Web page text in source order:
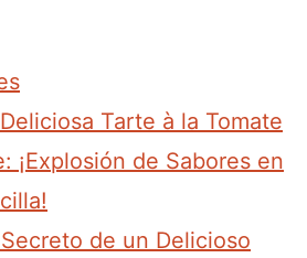
Tarte à la Tomate
¡Explosión de Sabores en
de un Delicioso